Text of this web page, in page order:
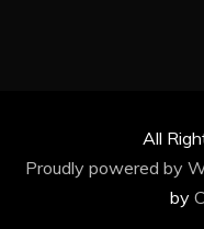
All
Proudly powered by
by